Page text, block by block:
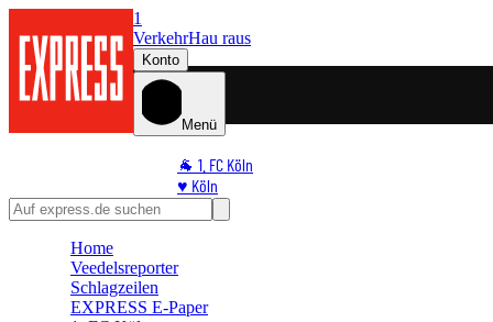
1
VerkehrHau raus
Konto
Menü
🐐 1. FC Köln
♥️ Köln
⭐ Promi
🛒 Shoppingwelt
Home
Veedelsreporter
Schlagzeilen
EXPRESS E-Paper